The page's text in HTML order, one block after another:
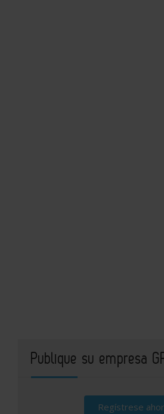
Publique su empresa
Regístrese